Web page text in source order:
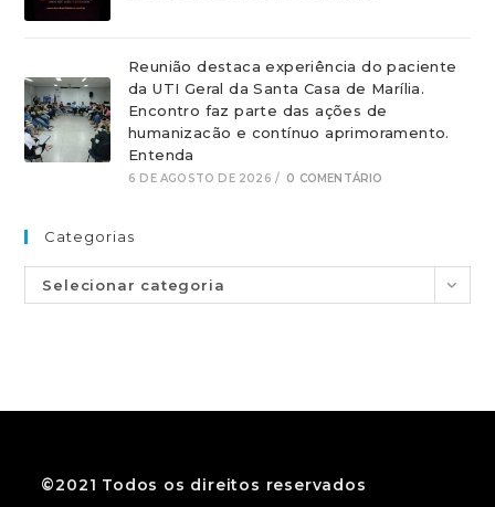
Reunião destaca experiência do paciente
da UTI Geral da Santa Casa de Marília.
Encontro faz parte das ações de
humanizacão e contínuo aprimoramento.
Entenda
6 DE AGOSTO DE 2026 / 0 COMENTÁRIO
Categorias
Selecionar categoria
©2021 Todos os direitos reservados